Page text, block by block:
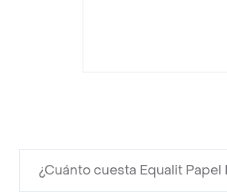
¿Cuánto cuesta Equalit